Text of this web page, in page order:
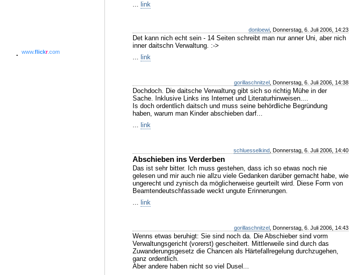
www.flickr.com
... link
donloewi , Donnerstag, 6. Juli 2006, 14:23
Det kann nich echt sein - 14 Seiten schreibt man nur anner Uni, aber nich
inner daitschn Verwaltung. :->
... link
gorillaschnitzel , Donnerstag, 6. Juli 2006, 14:38
Dochdoch. Die daitsche Verwaltung gibt sich so richtig Mühe in der
Sache. Inklusive Links ins Internet und Literaturhinweisen....
Is doch ordentlich daitsch und muss seine behördliche Begründung
haben, warum man Kinder abschieben darf...
... link
schluesselkind , Donnerstag, 6. Juli 2006, 14:40
Abschieben ins Verderben
Das ist sehr bitter. Ich muss gestehen, dass ich so etwas noch nie
gelesen und mir auch nie allzu viele Gedanken darüber gemacht habe, wie
ungerecht und zynisch da möglicherweise geurteilt wird. Diese Form von
Beamtendeutschfassade weckt ungute Erinnerungen.
... link
gorillaschnitzel , Donnerstag, 6. Juli 2006, 14:43
Wenns etwas beruhigt: Sie sind noch da. Die Abschieber sind vorm
Verwaltungsgericht (vorerst) gescheitert. Mittlerweile sind durch das
Zuwanderungsgesetz die Chancen als Härtefallregelung durchzugehen,
ganz ordentlich.
Aber andere haben nicht so viel Dusel...